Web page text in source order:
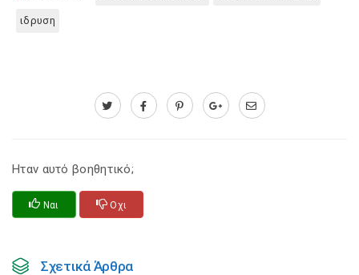
ιδρυση
Ηταν αυτό βοηθητικό;
Ναι Οχι
Σχετικά Άρθρα